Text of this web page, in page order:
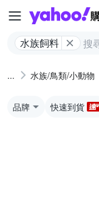
水族飼料
水族/鳥類/小動物
品牌 快速到貨